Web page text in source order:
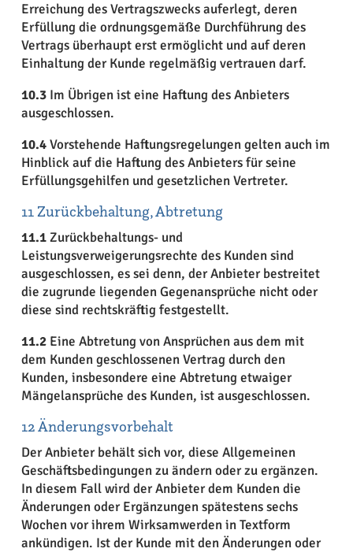
Erreichung des Vertragszwecks auferlegt, deren
Erfüllung die ordnungsgemäße Durchführung des
Vertrags überhaupt erst ermöglicht und auf deren
Einhaltung der Kunde regelmäßig vertrauen darf.
10.3Im Übrigen ist eine Haftung des Anbieters
ausgeschlossen.
10.4Vorstehende Haftungsregelungen gelten auch im
Hinblick auf die Haftung des Anbieters für seine
Erfüllungsgehilfen und gesetzlichen Vertreter.
11 Zurückbehaltung, Abtretung
11.1Zurückbehaltungs- und
Leistungsverweigerungsrechte des Kunden sind
ausgeschlossen, es sei denn, der Anbieter bestreitet
die zugrunde liegenden Gegenansprüche nicht oder
diese sind rechtskräftig festgestellt.
11.2Eine Abtretung von Ansprüchen aus dem mit
dem Kunden geschlossenen Vertrag durch den
Kunden, insbesondere eine Abtretung etwaiger
Mängelansprüche des Kunden, ist ausgeschlossen.
12 Änderungsvorbehalt
Der Anbieter behält sich vor, diese Allgemeinen
Geschäftsbedingungen zu ändern oder zu ergänzen.
In diesem Fall wird der Anbieter dem Kunden die
Änderungen oder Ergänzungen spätestens sechs
Wochen vor ihrem Wirksamwerden in Textform
ankündigen. Ist der Kunde mit den Änderungen oder